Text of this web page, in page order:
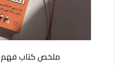
ملخص كتاب فهم